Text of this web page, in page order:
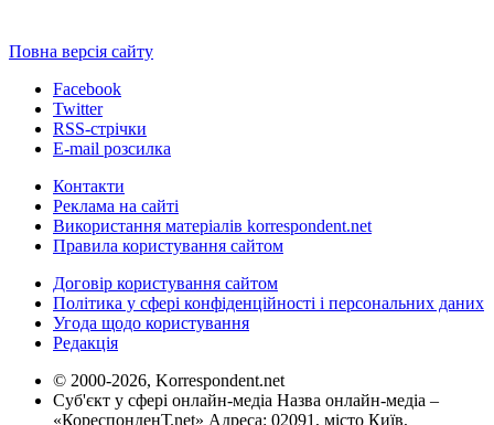
Повна версія сайту
Facebook
Twitter
RSS-стрічки
E-mail розсилка
Контакти
Реклама на сайті
Використання матеріалів korrespondent.net
Правила користування сайтом
Договір користування сайтом
Політика у сфері конфіденційності і персональних даних
Угода щодо користування
Редакція
© 2000-2026, Korrespondent.net
Суб'єкт у сфері онлайн-медіа Назва онлайн-медіа –
«КореспонденТ.net» Адреса: 02091, місто Київ,